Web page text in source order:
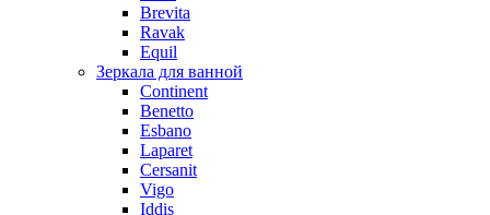
Brevita
Ravak
Equil
Зеркала для ванной
Continent
Benetto
Esbano
Laparet
Cersanit
Vigo
Iddis